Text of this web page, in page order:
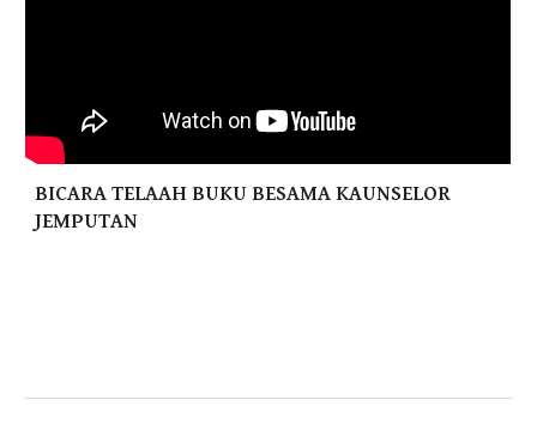
BICARA TELAAH BUKU BESAMA KAUNSELOR
JEMPUTAN